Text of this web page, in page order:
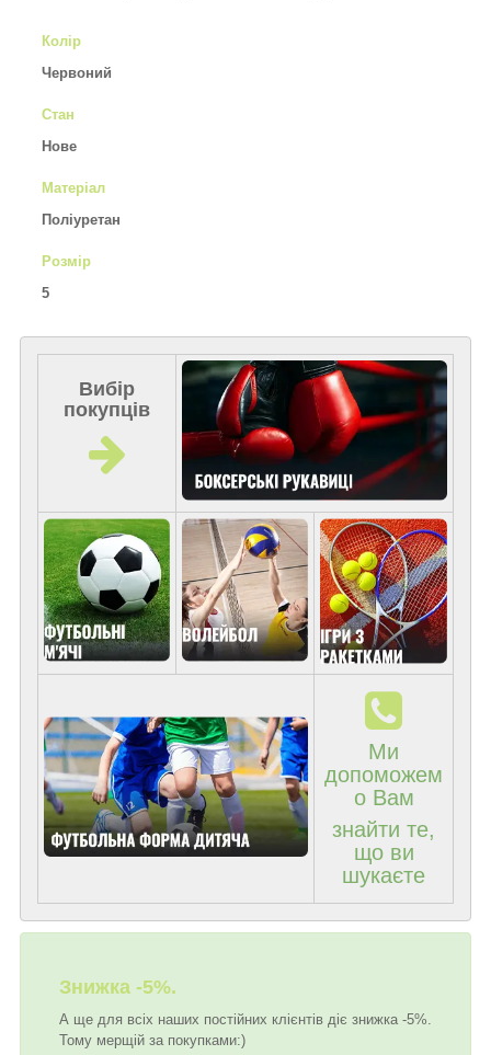
Колір
Червоний
Стан
Нове
Матеріал
Поліуретан
Розмір
5
Вибір
покупців
Ми
допоможем
о Вам
знайти те,
що ви
шукаєте
Знижка -5%.
А ще для всіх наших постійних клієнтів діє знижка -5%.
Тому мерщій за покупками:)